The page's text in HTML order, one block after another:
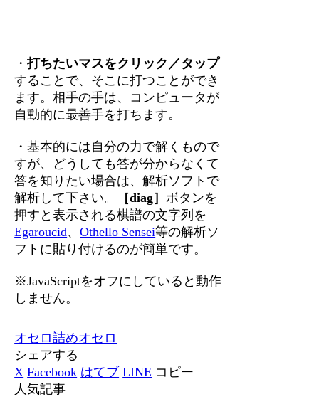
・打ちたいマスをクリック／タップ
することで、そこに打つことができ
ます。相手の手は、コンピュータが
自動的に最善手を打ちます。
・基本的には自分の力で解くもので
すが、どうしても答が分からなくて
答を知りたい場合は、解析ソフトで
解析して下さい。
［diag］ ボタンを
押すと表示される棋譜の文字列を
Egaroucid、Othello Sensei等の解析ソ
フトに貼り付けるのが簡単です。
※JavaScriptをオフにしていると動作
しません。
オセロ詰めオセロ
シェアする
X Facebook はてブ LINE コピー
人気記事